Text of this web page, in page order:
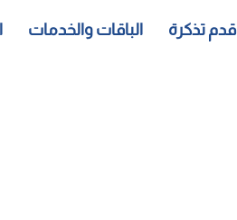
قدم تذكرة الباقات والخدمات